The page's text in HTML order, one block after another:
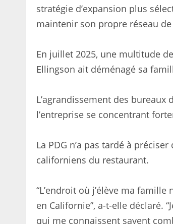
stratégie d’expansion plus
maintenir son propre réseau
En juillet 2025, une multitude
Ellingson ait déménagé sa
L’agrandissement des bureaux
l’entreprise se concentrant
La PDG n’a pas tardé à
californiens du restaurant.
“L’endroit où j’élève ma
en Californie”, a-t-elle déclaré.
qui me connaissent savent